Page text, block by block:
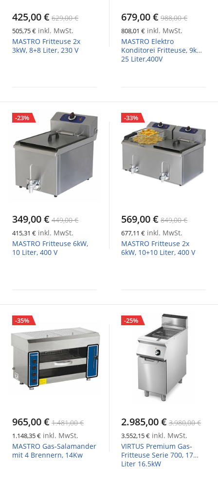
425,00 € 629,00 €
505,75 € inkl. MwSt.
MASTRO Fritteuse 2x
3kW, 8+8 Liter, 230 V
679,00 € 988,00 €
808,01 € inkl. MwSt.
MASTRO Elektro
Konditorei Fritteuse, 9kW,
25 Liter,400V
-23%
349,00 € 449,00 €
415,31 € inkl. MwSt.
MASTRO Fritteuse 6kW,
10 Liter, 400 V
-33%
569,00 € 849,00 €
677,11 € inkl. MwSt.
MASTRO Fritteuse 2x
6kW, 10+10 Liter, 400 V
-35%
965,00 € 1.481,00 €
1.148,35 € inkl. MwSt.
MASTRO Gas-Salamander
mit 4 Brennern, 14Kw
-25%
2.985,00 € 3.980,00 €
3.552,15 € inkl. MwSt.
VIRTUS Premium Gas-
Fritteuse Serie 700, 17
Liter 16.5kW